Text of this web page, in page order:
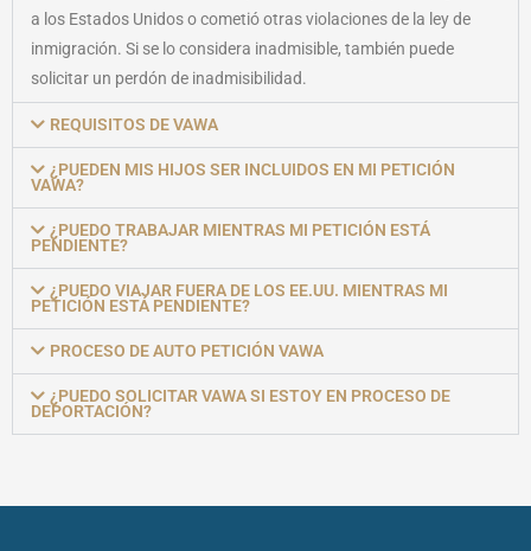
a los Estados Unidos o cometió otras violaciones de la ley de
inmigración. Si se lo considera inadmisible, también puede
solicitar un perdón de inadmisibilidad.
REQUISITOS DE VAWA
¿PUEDEN MIS HIJOS SER INCLUIDOS EN MI PETICIÓN
VAWA?
¿PUEDO TRABAJAR MIENTRAS MI PETICIÓN ESTÁ
PENDIENTE?
¿PUEDO VIAJAR FUERA DE LOS EE.UU. MIENTRAS MI
PETICIÓN ESTÁ PENDIENTE?
PROCESO DE AUTO PETICIÓN VAWA
¿PUEDO SOLICITAR VAWA SI ESTOY EN PROCESO DE
DEPORTACIÓN?